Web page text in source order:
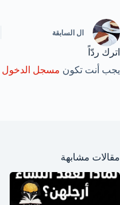
ال السابقة
اترك ردّاً
يجب أنت تكون مسجل الدخول
مقالات مشابهة